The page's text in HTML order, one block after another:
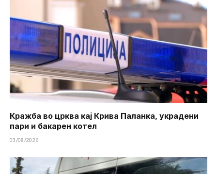
Кражба во црква кај Крива Паланка, украдени
пари и бакарен котел
03/08/2026